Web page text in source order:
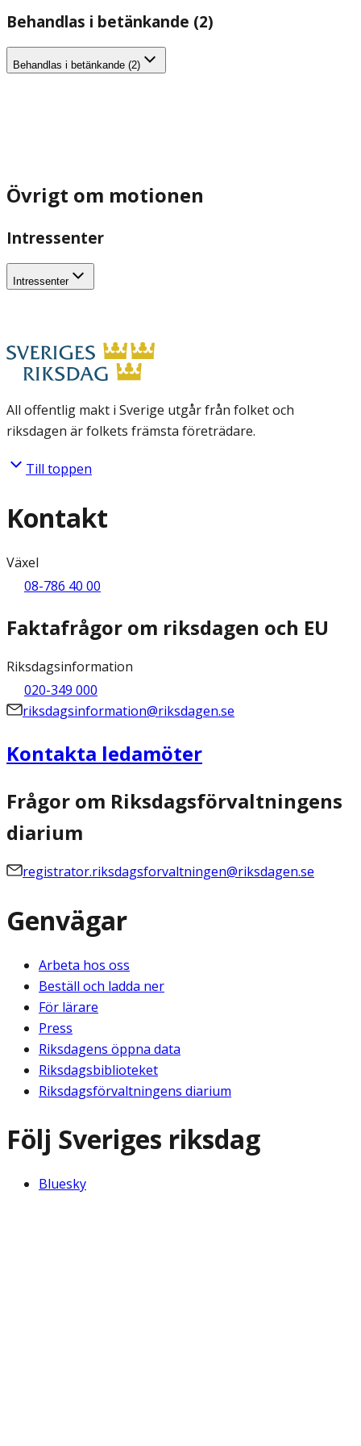
Behandlas i betänkande (2)
Behandlas i betänkande (2)
Övrigt om motionen
Intressenter
Intressenter
All offentlig makt i Sverige utgår från folket och
riksdagen är folkets främsta företrädare.
Till toppen
Kontakt
Växel
08-786 40 00
Faktafrågor om riksdagen och EU
Riksdagsinformation
020-349 000
riksdagsinformation@riksdagen.se
Kontakta ledamöter
Frågor om Riksdagsförvaltningens
diarium
registrator.riksdagsforvaltningen@riksdagen.se
Genvägar
Arbeta hos oss
Beställ och ladda ner
För lärare
Press
Riksdagens öppna data
Riksdagsbiblioteket
Riksdagsförvaltningens diarium
Följ Sveriges riksdag
Bluesky